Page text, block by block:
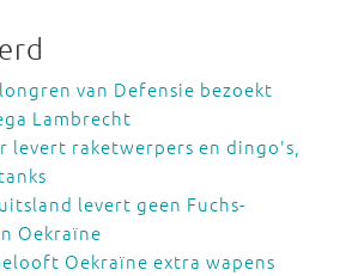
van Defensie bezoekt
Lambrecht
levert raketwerpers en dingo's,
levert geen Fuchs-
Oekraïne
Oekraïne extra wapens